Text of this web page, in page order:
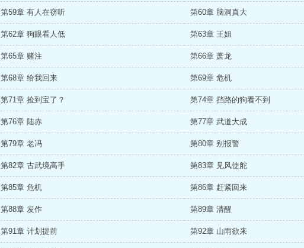
第59章 有人在窃听 第60章 脑洞真大
第62章 狗眼看人低 第63章 王姐
第65章 赌注 第66章 萧龙
第68章 给我回来 第69章 危机
第71章 捡到宝了？ 第74章 挡路的狗看不到
第76章 陆赤 第77章 武道大成
第79章 老冯 第80章 别报警
第82章 古武境高手 第83章 见风使舵
第85章 危机 第86章 赶紧回来
第88章 发作 第89章 清醒
第91章 计划提前 第92章 山雨欲来